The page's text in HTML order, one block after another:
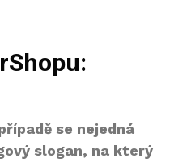
se nejedná
slogan, na který